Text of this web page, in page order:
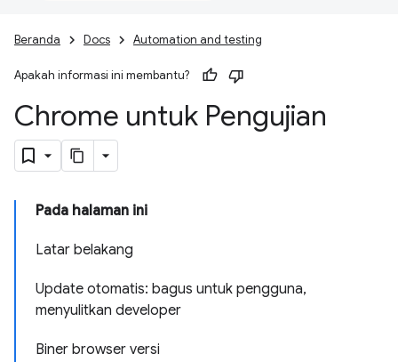
Beranda Docs Automation and testing
Apakah informasi ini membantu?
Chrome untuk Pengujian
Pada halaman ini
Latar belakang
Update otomatis: bagus untuk pengguna,
menyulitkan developer
Biner browser versi